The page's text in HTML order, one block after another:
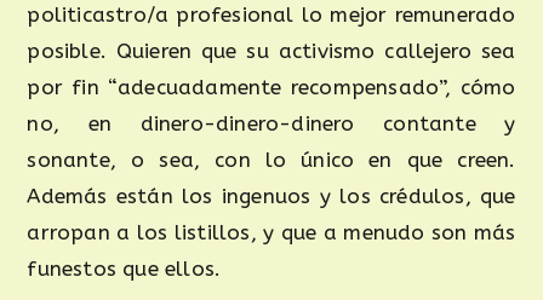
politicastro/a profesional lo mejor remunerado
posible. Quieren que su activismo callejero sea
por fin “adecuadamente recompensado”, cómo
no, en dinero-dinero-dinero contante y
sonante, o sea, con lo único en que creen.
Además están los ingenuos y los crédulos, que
arropan a los listillos, y que a menudo son más
funestos que ellos.